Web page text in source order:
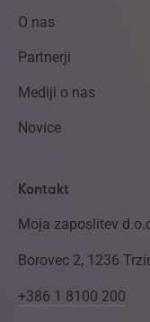
O nas
Partnerji
Mediji o nas
Novice
Kontakt
Moja zaposlitev
Borovec 2, 1236
+386 1 8100 200